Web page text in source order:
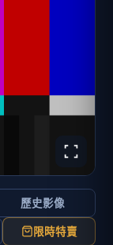
歷史影像
限時特賣